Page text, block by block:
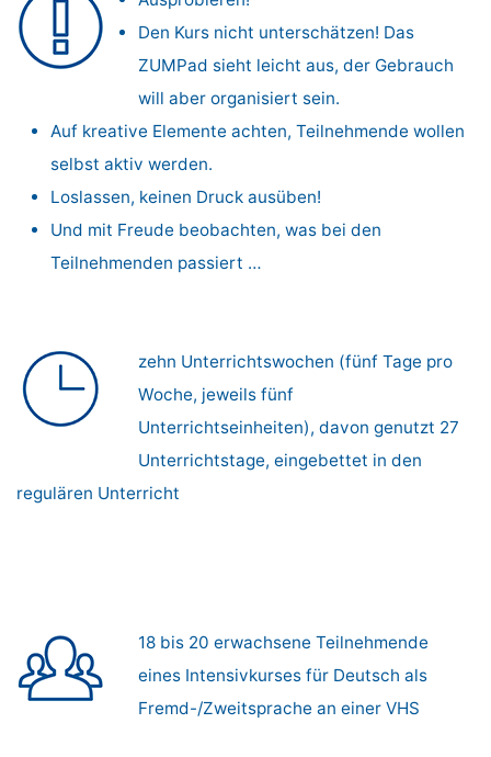
Den Kurs nicht unterschätzen! Das
ZUMPad sieht leicht aus, der Gebrauch
will aber organisiert sein.
Auf kreative Elemente achten, Teil­nehmende wollen
selbst aktiv werden.
Loslassen, keinen Druck ausüben!
Und mit Freude beobachten, was bei den
Teilnehmenden passiert …
zehn Unterrichtswochen (fünf Tage pro
Woche, jeweils fünf
Unterrichtseinheiten), davon genutzt 27
Unterrichtstage, eingebettet in den
regulären Unterricht
18 bis 20 erwachsene Teilnehmende
eines Intensivkurses für Deutsch als
Fremd-/Zweitsprache an einer VHS